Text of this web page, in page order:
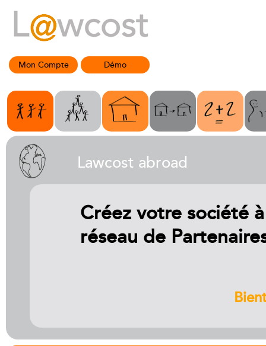
Mon Compte Démo
Lawcost abroad
Créez votre société
réseau de